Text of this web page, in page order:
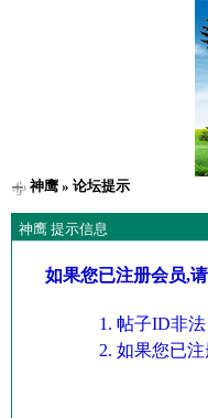
神鹰» 论坛提示
神鹰 提示信息
如果您已注册会员,
帖子ID非法
如果您已